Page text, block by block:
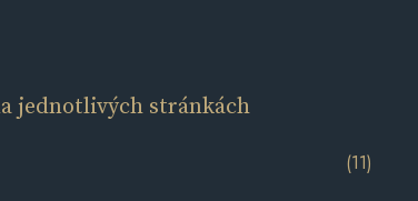
jednotlivých stránkách
(11)